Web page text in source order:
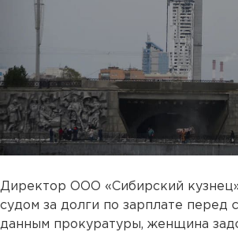
Директор ООО «Сибирский
судом за долги по зарплате перед
данным прокуратуры, женщина